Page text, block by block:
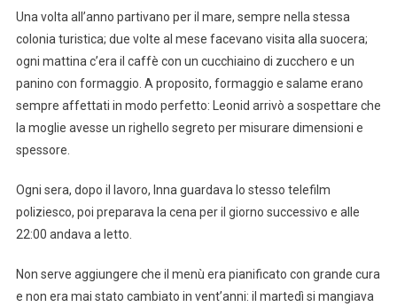
Una volta all’anno partivano per il mare, sempre nella stessa
colonia turistica; due volte al mese facevano visita alla suocera;
ogni mattina c’era il caffè con un cucchiaino di zucchero e un
panino con formaggio. A proposito, formaggio e salame erano
sempre affettati in modo perfetto: Leonid arrivò a sospettare che
la moglie avesse un righello segreto per misurare dimensioni e
spessore.
Ogni sera, dopo il lavoro, Inna guardava lo stesso telefilm
poliziesco, poi preparava la cena per il giorno successivo e alle
22:00 andava a letto.
Non serve aggiungere che il menù era pianificato con grande cura
e non era mai stato cambiato in vent’anni: il martedì si mangiava